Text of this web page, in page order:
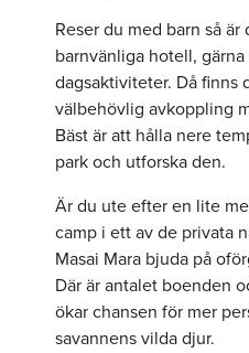
Reser du med barn så
barnvänliga hotell,
dagsaktiviteter. Då finns
välbehövlig avkoppling
Bäst är att hålla nere
park och utforska den.
Är du ute efter en lite
camp i ett av de privata
Masai Mara bjuda på
Där är antalet boenden
ökar chansen för mer
savannens vilda djur.